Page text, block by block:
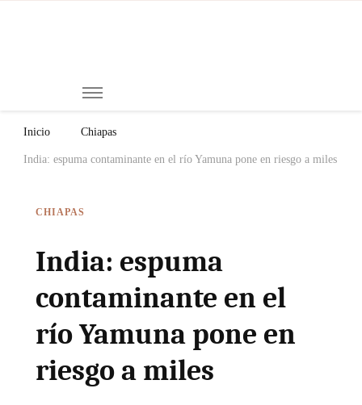
Inicio Chiapas
India: espuma contaminante en el río Yamuna pone en riesgo a miles
CHIAPAS
India: espuma
contaminante en el
río Yamuna pone en
riesgo a miles